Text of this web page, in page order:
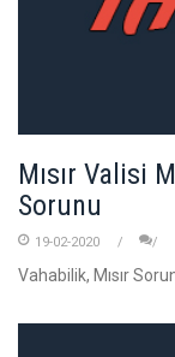
Mısır Valisi
Sorunu
19-02-2020
Vahabilik, Mısır